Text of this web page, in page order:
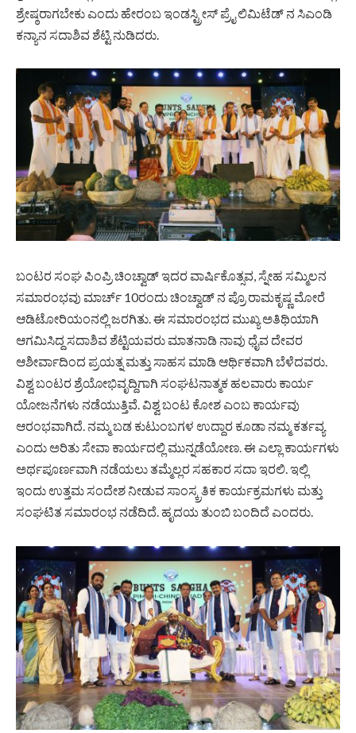
ಶ್ರೇಷ್ಠರಾಗಬೇಕು ಎಂದು ಹೇರಂಬ ಇಂಡಸ್ಟ್ರೀಸ್ ಪ್ರೈ ಲಿಮಿಟೆಡ್ ನ ಸಿಎಂಡಿ
ಕನ್ಯಾನ ಸದಾಶಿವ ಶೆಟ್ಟಿ ನುಡಿದರು.
ಬಂಟರ ಸಂಘ ಪಿಂಪ್ರಿ ಚಿಂಚ್ವಾಡ್ ಇದರ ವಾರ್ಷಿಕೊತ್ಸವ, ಸ್ನೇಹ ಸಮ್ಮಿಲನ
ಸಮಾರಂಭವು ಮಾರ್ಚ್ 10ರಂದು ಚಿಂಚ್ವಾಡ್ ನ ಪ್ರೊ ರಾಮಕೃಷ್ಣ ಮೋರೆ
ಆಡಿಟೋರಿಯಂನಲ್ಲಿ ಜರಗಿತು. ಈ ಸಮಾರಂಭದ ಮುಖ್ಯ ಅತಿಥಿಯಾಗಿ
ಆಗಮಿಸಿದ್ದ ಸದಾಶಿವ ಶೆಟ್ಟಿಯವರು ಮಾತನಾಡಿ ನಾವು ಧೈವ ದೇವರ
ಆಶೀರ್ವಾದಿಂದ ಪ್ರಯತ್ನ ಮತ್ತು ಸಾಹಸ ಮಾಡಿ ಆರ್ಥಿಕವಾಗಿ ಬೆಳೆದವರು.
ವಿಶ್ವ ಬಂಟರ ಶ್ರೆಯೋಭಿವೃದ್ದಿಗಾಗಿ ಸಂಘಟನಾತ್ಮಕ ಹಲವಾರು ಕಾರ್ಯ
ಯೋಜನೆಗಳು ನಡೆಯುತ್ತಿವೆ. ವಿಶ್ವ ಬಂಟ ಕೋಶ ಎಂಬ ಕಾರ್ಯವು
ಆರಂಭವಾಗಿದೆ. ನಮ್ಮ ಬಡ ಕುಟುಂಬಗಳ ಉದ್ದಾರ ಕೂಡಾ ನಮ್ಮ ಕರ್ತವ್ಯ
ಎಂದು ಅರಿತು ಸೇವಾ ಕಾರ್ಯದಲ್ಲಿ ಮುನ್ನಡೆಯೋಣ. ಈ ಎಲ್ಲಾ ಕಾರ್ಯಗಳು
ಅರ್ಥಪೂರ್ಣವಾಗಿ ನಡೆಯಲು ತಮ್ಮೆಲ್ಲರ ಸಹಕಾರ ಸದಾ ಇರಲಿ. ಇಲ್ಲಿ
ಇಂದು ಉತ್ತಮ ಸಂದೇಶ ನೀಡುವ ಸಾಂಸ್ಕ್ರತಿಕ ಕಾರ್ಯಕ್ರಮಗಳು ಮತ್ತು
ಸಂಘಟಿತ ಸಮಾರಂಭ ನಡೆದಿದೆ. ಹೃದಯ ತುಂಬಿ ಬಂದಿದೆ ಎಂದರು.